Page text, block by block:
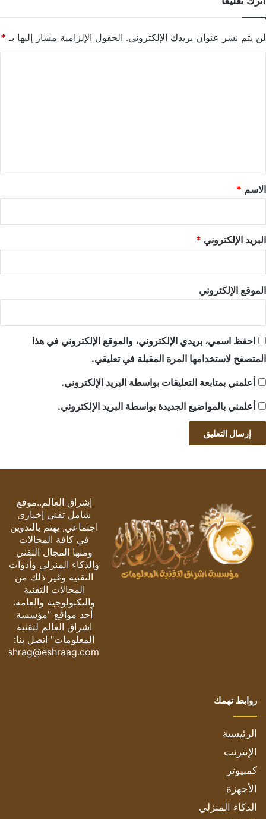
لن يتم نشر عنوان بريدك الإلكتروني. الحقول الإلزامية مشار إليها بـ *
*
الاسم *
البريد الإلكتروني *
الموقع الإلكتروني
احفظ اسمي، بريدي الإلكتروني، والموقع الإلكتروني في هذا
المتصفح لاستخدامها المرة المقبلة في تعليقي.
أعلمني بمتابعة التعليقات بواسطة البريد الإلكتروني.
أعلمني بالمواضيع الجديدة بواسطة البريد الإلكتروني.
إشراق العالم..موقع
شامل تقني إخباري
اجتماعي, يهتم بالتدوين
في كافة المجالات
ومنها المجال التقني
والذكاء المنزلي وأدوات
التقنية وغير ذلك من
المجالات التقنية
والتكنولوجية والعامة.
أحد مواقع "مؤسسة
اشراق العالم لتقنية
المعلومات" اتصل بنا:
eshrag@eshraag.com
روابط تهمك
الرئيسية
الإنترنت
كمبيوتر
الأجهزة
الذكاء المنزلي